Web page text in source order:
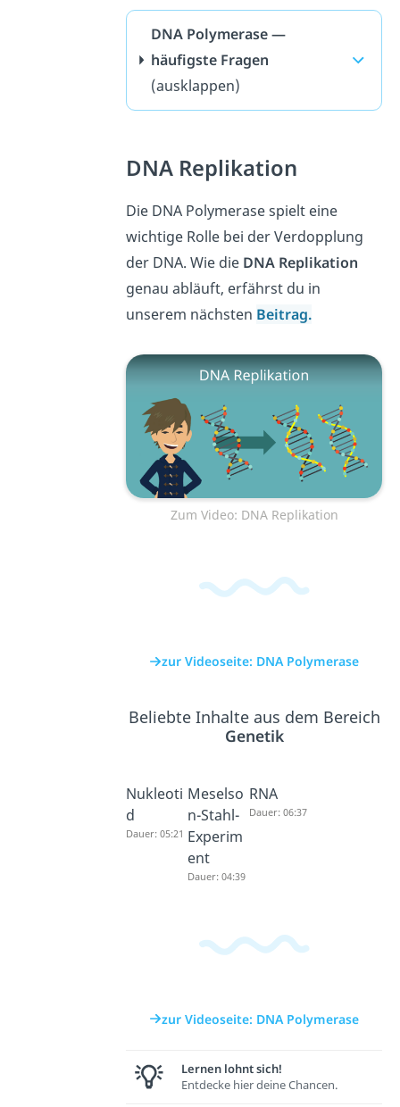
DNA Polymerase —
häufigste Fragen
(ausklappen)
DNA Replikation
Die DNA Polymerase spielt eine
wichtige Rolle bei der Verdopplung
der DNA. Wie die DNA Replikation
genau abläuft, erfährst du in
unserem nächsten Beitrag.
Zum Video: DNA Replikation
zur Videoseite: DNA Polymerase
Beliebte Inhalte aus dem Bereich
Genetik
Nukleoti
d
Dauer: 05:21
Meselso
n-Stahl-
Experim
ent
Dauer: 04:39
RNA
Dauer: 06:37
zur Videoseite: DNA Polymerase
Lernen lohnt sich!
Entdecke hier deine Chancen.